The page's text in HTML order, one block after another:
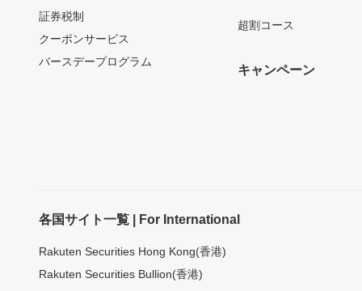
証券税制
クーポンサービス
バースデープログラム
超割コース
キャンペーン
各国サイト一覧 | For International
Rakuten Securities Hong Kong(香港)
Rakuten Securities Bullion(香港)